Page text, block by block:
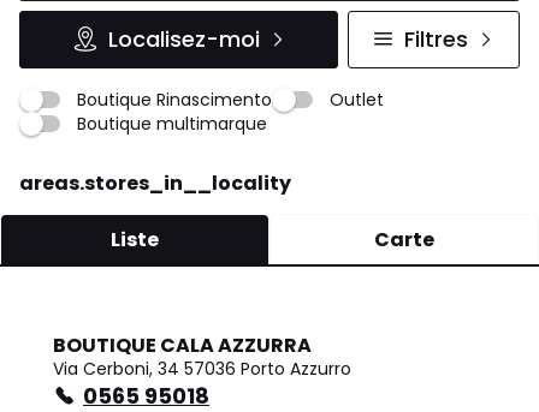
Localisez-moi Filtres
Boutique Rinascimento
Outlet
Boutique multimarque
areas.stores_in__locality
Liste Carte
BOUTIQUE CALA AZZURRA
Via Cerboni, 34 57036 Porto Azzurro
0565 95018